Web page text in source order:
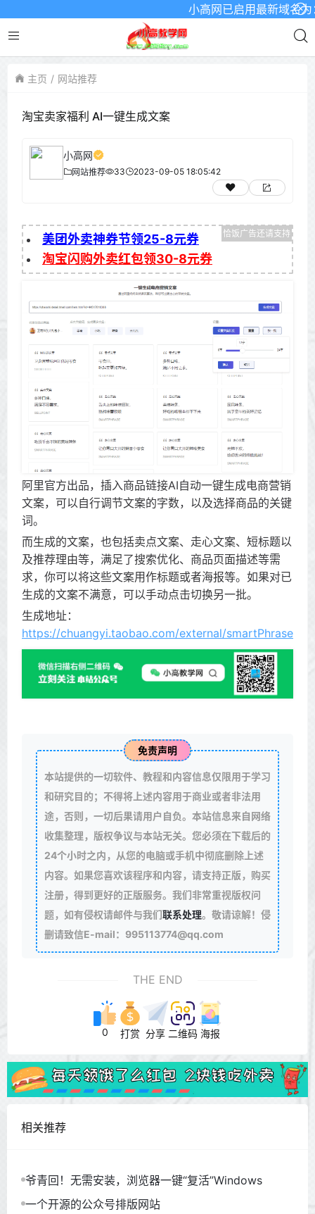
小高网已启用最新域名为
主页 网站推荐
淘宝卖家福利 AI一键生成文案
小高网
网站推荐 33 2023-09-05 18:05:42
美团外卖神券节领25-8元券
淘宝闪购外卖红包领30-8元券
阿里官方出品，插入商品链接AI自动一键生成电商营销
文案，可以自行调节文案的字数，以及选择商品的关键
词。
而生成的文案，也包括卖点文案、走心文案、短标题以
及推荐理由等，满足了搜索优化、商品页面描述等需
求，你可以将这些文案用作标题或者海报等。如果对已
生成的文案不满意，可以手动点击切换另一批。
生成地址：
https://chuangyi.taobao.com/external/smartPhrase
免责声明
本站提供的一切软件、教程和内容信息仅限用于学习
和研究目的；不得将上述内容用于商业或者非法用
途，否则，一切后果请用户自负。本站信息来自网络
收集整理，版权争议与本站无关。您必须在下载后的
24个小时之内，从您的电脑或手机中彻底删除上述
内容。如果您喜欢该程序和内容，请支持正版，购买
注册，得到更好的正版服务。我们非常重视版权问
题，如有侵权请邮件与我们联系处理。敬请谅解！侵
删请致信E-mail：995113774@qq.com
THE END
0 打赏 分享 二维码 海报
相关推荐
爷青回！无需安装，浏览器一键“复活”Windows
一个开源的公众号排版网站